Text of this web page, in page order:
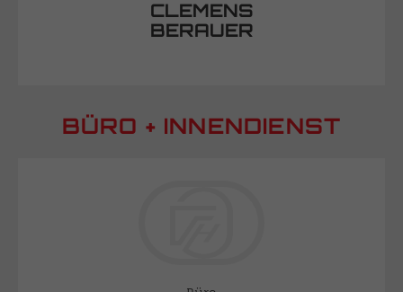
CLEMENS
BERAUER
BÜRO + INNENDIENST